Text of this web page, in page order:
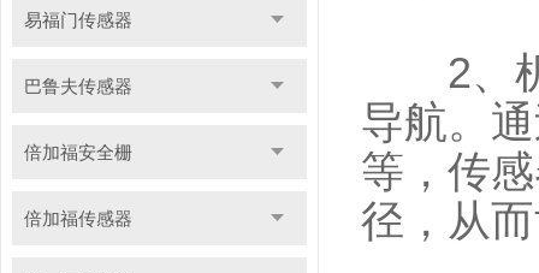
易福门传感器
巴鲁夫传感器
倍加福安全栅
倍加福传感器
2、机
导航。
等，传
径，从